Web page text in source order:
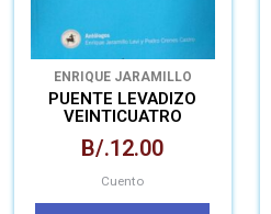
ENRIQUE JARAMILLO
LEVIPEDRO CRENES CASTRO
PUENTE LEVADIZO
VEINTICUATRO
PANAMÁ Y ESPAÑA
B/.12.00
Cuento